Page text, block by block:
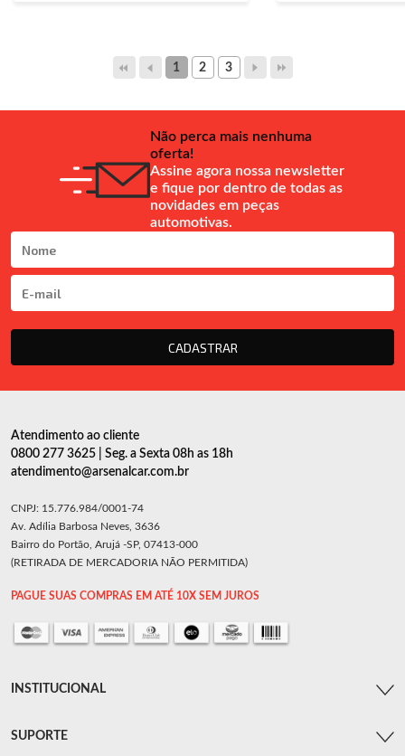
1 2 3
Não perca mais nenhuma
oferta!
Assine agora nossa newsletter
e fique por dentro de todas as
novidades em peças
automotivas.
CADASTRAR
Atendimento ao cliente
0800 277 3625 | Seg. a Sexta 08h as 18h
atendimento@arsenalcar.com.br
CNPJ: 15.776.984/0001-74
Av. Adília Barbosa Neves, 3636
Bairro do Portão, Arujá -SP, 07413-000
(RETIRADA DE MERCADORIA NÃO PERMITIDA)
PAGUE SUAS COMPRAS EM ATÉ 10X SEM JUROS
INSTITUCIONAL
SUPORTE